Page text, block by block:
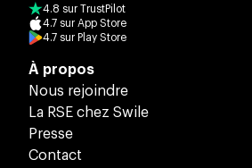
4.8 sur TrustPilot
4.7 sur App Store
4.7 sur Play Store
À propos
Nous rejoindre
La RSE chez Swile
Presse
Contact